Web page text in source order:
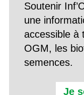
Soutenir
une
accessible à
OGM, les
semences.
Je